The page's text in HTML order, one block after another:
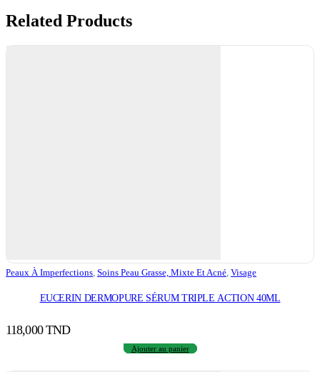
Related Products
Peaux À Imperfections Soins Peau Grasse, Mixte Et Acné Visage
EUCERIN DERMOPURE SÉRUM TRIPLE ACTION 40ML
118,000TND
Ajouter au panier